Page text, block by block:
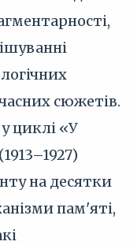
сюжетів.
у циклі «У
на десятки
пам'яті,